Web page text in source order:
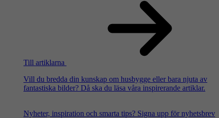
Till artiklarna
Vill du bredda din kunskap om husbygge eller bara njuta av
fantastiska bilder? Då ska du läsa våra inspirerande artiklar.
Nyheter, inspiration och smarta tips? Signa upp för nyhetsbrev